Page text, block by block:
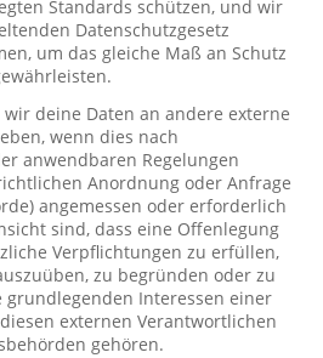
Standards schützen, und wir
Datenschutzgesetz
um das gleiche Maß an Schutz
deine Daten an andere externe
wenn dies nach
anwendbaren Regelungen
Anordnung oder Anfrage
angemessen oder erforderlich
sind, dass eine Offenlegung
Verpflichtungen zu erfüllen,
zu begründen oder zu
Interessen einer
externen Verantwortlichen
gehören.